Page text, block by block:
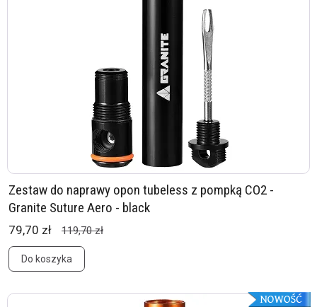
Zestaw do naprawy opon tubeless z pompką CO2 -
Granite Suture Aero - black
79,70 zł 119,70 zł
Do koszyka